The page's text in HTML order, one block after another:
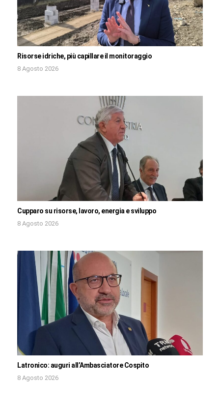
Risorse idriche, più capillare il monitoraggio
8 Agosto 2026
Cupparo su risorse, lavoro, energia e sviluppo
8 Agosto 2026
Latronico: auguri all’Ambasciatore Cospito
8 Agosto 2026